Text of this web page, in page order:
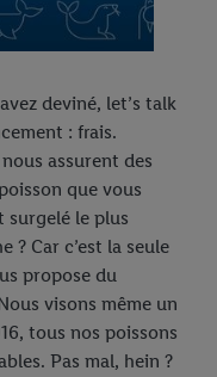
deviné, let’s talk
: frais.
assurent des
que vous
surgelé le plus
? Car c’est la seule
propose du
visons même un
tous nos poissons
Pas mal, hein ?